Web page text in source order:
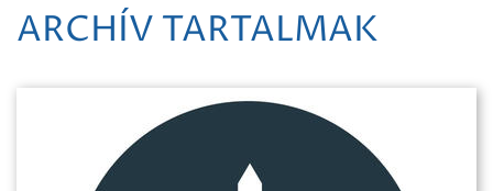
ARCHÍV TARTALMAK